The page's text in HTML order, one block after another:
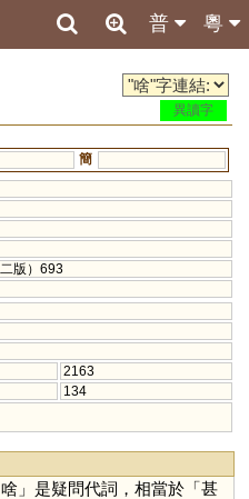
粵
普
異讀字
簡
版）693
2163
134
啥 」是疑問代詞，相當於「甚